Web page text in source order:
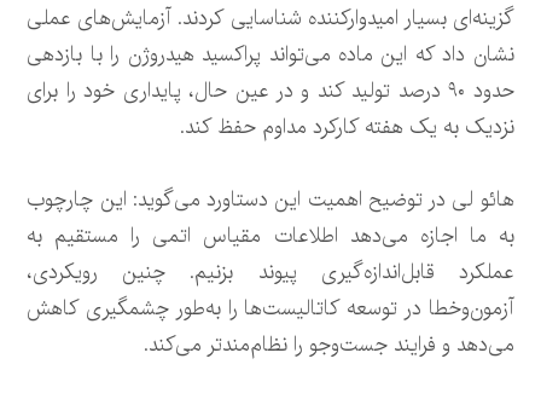
گزینه‌ای بسیار امیدوارکننده شناسایی کردند. آزمایش‌های عملی
نشان داد که این ماده می‌تواند پراکسید هیدروژن را با بازدهی
حدود ۹۰ درصد تولید کند و در عین حال، پایداری خود را برای
نزدیک به یک هفته کارکرد مداوم حفظ کند.
هائو لی در توضیح اهمیت این دستاورد می‌گوید: این چارچوب
به ما اجازه می‌دهد اطلاعات مقیاس اتمی را مستقیم به
عملکرد قابل‌اندازه‌گیری پیوند بزنیم. چنین رویکردی،
آزمون‌وخطا در توسعه کاتالیست‌ها را به‌طور چشمگیری کاهش
می‌دهد و فرایند جست‌وجو را نظام‌مندتر می‌کند.